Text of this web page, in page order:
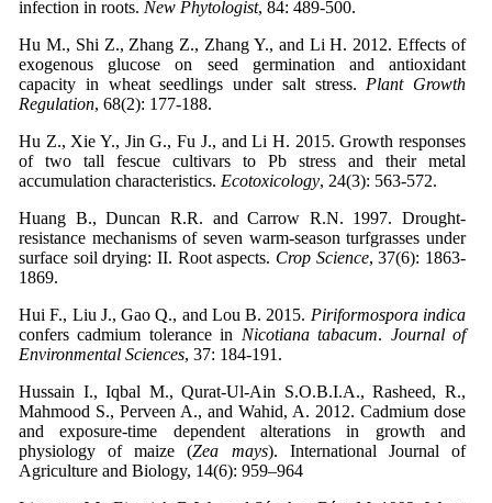
infection in roots. New Phytologist, 84: 489-500.
Hu M., Shi Z., Zhang Z., Zhang Y., and Li H. 2012. Effects of
exogenous glucose on seed germination and antioxidant
capacity in wheat seedlings under salt stress. Plant Growth
Regulation, 68(2): 177-188.
Hu Z., Xie Y., Jin G., Fu J., and Li H. 2015. Growth responses
of two tall fescue cultivars to Pb stress and their metal
accumulation characteristics. Ecotoxicology
Huang B., Duncan R.R. and Carrow R.N. 1997. Drought‐
resistance mechanisms of seven warm‐season turfgrasses under
surface soil drying: II. Root aspects. Crop Science, 37(6): 1863-
Hui F., Liu J., Gao Q., and Lou B. 2015. Piriformospora indica
confers cadmium tolerance in Nicotiana tabacum. Journal of
Environmental Sciences
Hussain I., Iqbal M., Qurat-Ul-Ain S.O.B.I.A., Rasheed, R.,
Mahmood S., Perveen A., and Wahid, A. 2012. Cadmium dose
and exposure-time dependent alterations in growth and
physiology of maize (Zea mays). International Journal of
Agriculture and Biology, 14(6): 959–964